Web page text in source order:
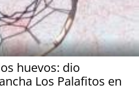
huevos: dio
Los Palafitos en